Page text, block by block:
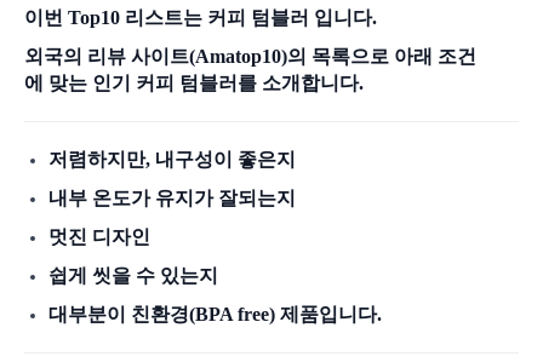
이번 Top10 리스트는 커피 텀블러 입니다.
외국의 리뷰 사이트(Amatop10)의 목록으로 아래 조건
에 맞는 인기 커피 텀블러를 소개합니다.
저렴하지만, 내구성이 좋은지
내부 온도가 유지가 잘되는지
멋진 디자인
쉽게 씻을 수 있는지
대부분이 친환경(BPA free) 제품입니다.